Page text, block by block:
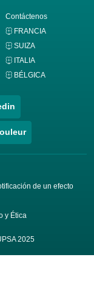
Contáctenos
FRANCIA
SUIZA
ITALIA
BÉLGICA
de un efecto
y Ética
2025